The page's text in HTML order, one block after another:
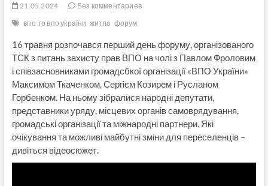
21.05.2024
Без комментариев
впо го впо україни житло форум
16 травня розпочався перший день форуму, організованого
ТСК з питань захисту прав ВПО на чолі з Павлом Фроловим
і співзасновниками громадсбкої організації «ВПО України»
Максимом Ткаченком, Сергієм Козирем і Русланом
Горбенком. На ньому зібралися народні депутати,
представники уряду, місцевих органів самоврядування,
громадські організації та міжнародні партнери. Які
очікування та можливі майбутні зміни для переселенців –
дивіться відеосюжет.